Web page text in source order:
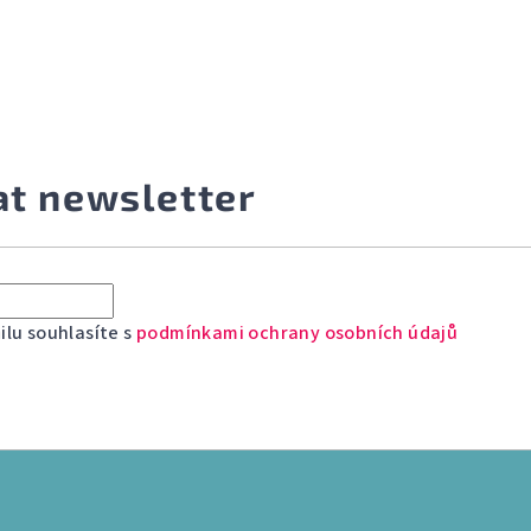
newsletter
souhlasíte s podmínkami ochrany osobních údajů